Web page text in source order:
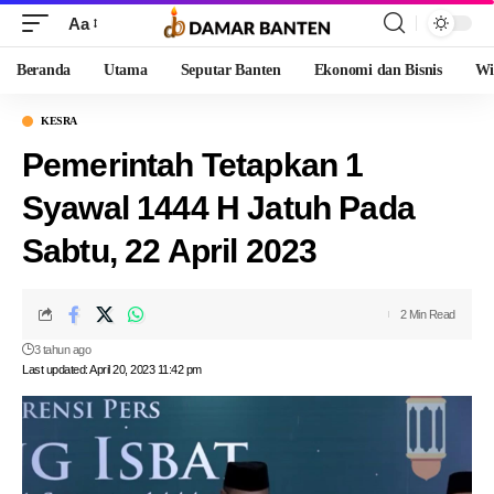
Aa
Beranda Utama Seputar Banten Ekonomi dan Bisnis
KESRA
Pemerintah Tetapkan 1
Syawal 1444 H Jatuh Pada
Sabtu, 22 April 2023
Last updated: April 20, 2023 11:42 pm
3 tahun ago
2 Min Read